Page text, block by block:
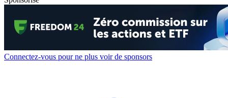
Connectez-vous pour ne plus voir de sponsors